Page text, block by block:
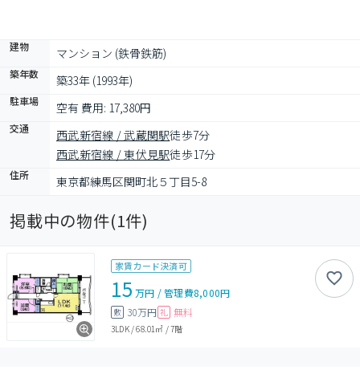
建物 マンション (鉄骨鉄筋)
築年数 築33年 (1993年)
駐車場 空有 費用: 17,380円
交通 西武新宿線 / 武蔵関駅徒歩7分
西武新宿線 / 東伏見駅徒歩17分
住所 東京都練馬区関町北５丁目5-8
掲載中の物件(1件)
家賃カード決済可
15 万円 /管理費8,000円
敷 30万円 礼 無料
3LDK/68.01㎡ /7階